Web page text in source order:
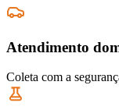
Atendimento
Coleta com a